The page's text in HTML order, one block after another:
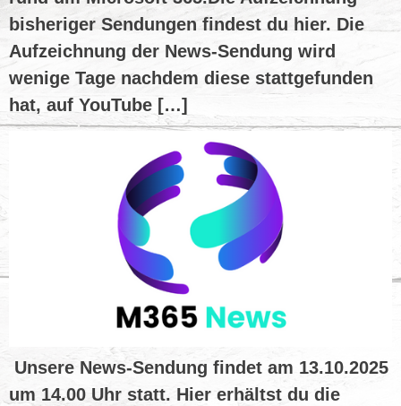
bisheriger Sendungen findest du hier. Die
Aufzeichnung der News-Sendung wird
wenige Tage nachdem diese stattgefunden
hat, auf YouTube […]
Unsere News-Sendung findet am 13.10.2025
um 14.00 Uhr statt. Hier erhältst du die